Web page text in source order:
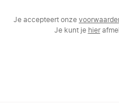
Je accepteert onze
Je kunt je hier